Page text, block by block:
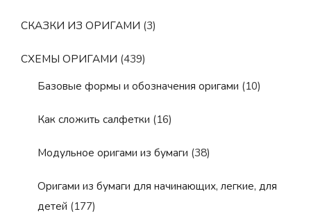
СКАЗКИ ИЗ ОРИГАМИ (3)
СХЕМЫ ОРИГАМИ (439)
Базовые формы и обозначения оригами (10)
Как сложить салфетки (16)
Модульное оригами из бумаги (38)
Оригами из бумаги для начинающих, легкие, для
детей (177)